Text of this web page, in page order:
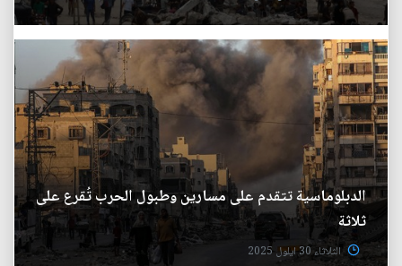
الدبلوماسية تتقدم على مسارين وطبول الحرب تُقرع على
ثلاثة
الثلاثاء 30 ايلول 2025